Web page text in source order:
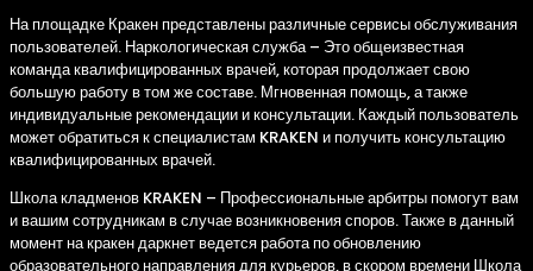
На площадке Кракен представлены различные сервисы обслуживания
пользователей. Наркологическая служба – Это общеизвестная
команда квалифицированных врачей, которая продолжает свою
большую работу в том же составе. Мгновенная помощь, а также
индивидуальные рекомендации и консультации. Каждый пользователь
может обратиться к специалистам KRAKEN и получить консультацию
квалифицированных врачей.
Школа кладменов KRAKEN – Профессиональные арбитры помогут вам
и вашим сотрудникам в случае возникновения споров. Также в данный
момент на кракен даркнет ведется работа по обновлению
образовательного направления для курьеров, в скором времени Школа